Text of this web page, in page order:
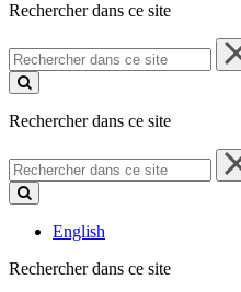
Rechercher dans ce site
Rechercher
dans
ce
Rechercher dans ce site
Rechercher
dans
ce
English
Rechercher dans ce site